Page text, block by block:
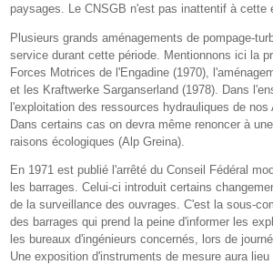
paysages. Le CNSGB n'est pas inattentif à cette
Plusieurs grands aménagements de pompage-
service durant cette période. Mentionnons ici la
Forces Motrices de l'Engadine (1970),
et les Kraftwerke Sarganserland (1978). Dans
l'exploitation des ressources hydrauliques de nos
Dans certains cas on devra même renoncer à
raisons écologiques (Alp Greina).
En 1971 est publié l'arrêté du Conseil Fédéral
les barrages. Celui-ci introduit certains
de la surveillance des ouvrages. C'est la sous-
des barrages qui prend la peine d'informer les
les bureaux d'ingénieurs concernés, lors de
Une exposition d'instruments de mesure aura